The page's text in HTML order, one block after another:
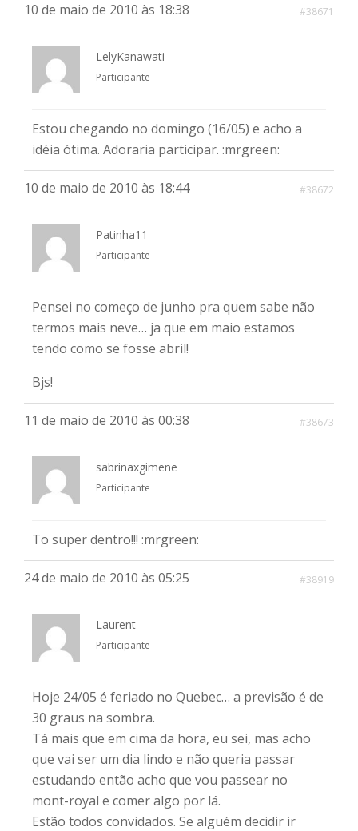
10 de maio de 2010 às 18:38 #38671
LelyKanawati
Participante
Estou chegando no domingo (16/05) e acho a
idéia ótima. Adoraria participar. :mrgreen:
10 de maio de 2010 às 18:44 #38672
Patinha11
Participante
Pensei no começo de junho pra quem sabe não
termos mais neve… ja que em maio estamos
tendo como se fosse abril!
Bjs!
11 de maio de 2010 às 00:38 #38673
sabrinaxgimene
Participante
To super dentro!!! :mrgreen:
24 de maio de 2010 às 05:25 #38919
Laurent
Participante
Hoje 24/05 é feriado no Quebec… a previsão é de
30 graus na sombra.
Tá mais que em cima da hora, eu sei, mas acho
que vai ser um dia lindo e não queria passar
estudando então acho que vou passear no
mont-royal e comer algo por lá.
Estão todos convidados. Se alguém decidir ir